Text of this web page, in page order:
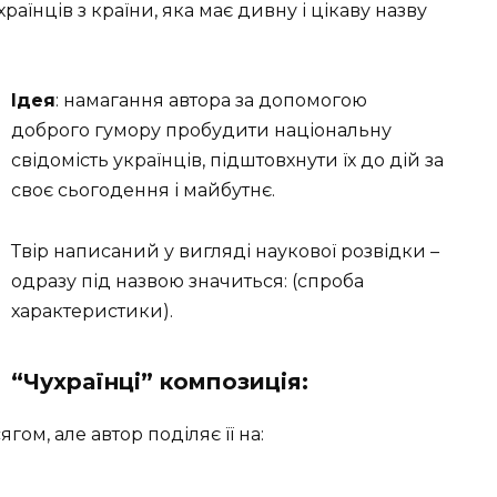
з країни, яка має дивну і цікаву назву
Ідея: намагання автора за допомогою
доброго гумору пробудити національну
свідомість українців, підштовхнути їх до дій за
своє сьогодення і майбутнє.
Твір написаний у вигляді наукової розвідки –
одразу під назвою значиться: (спроба
характеристики).
“Чухраїнці” композиція:
але автор поділяє її на: